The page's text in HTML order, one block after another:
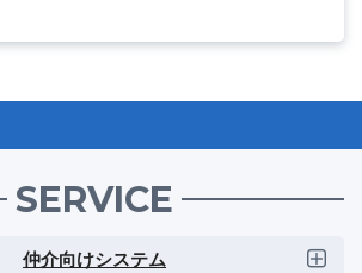
SERVICE
仲介向けシステム